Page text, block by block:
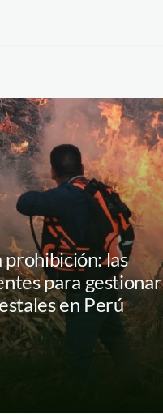
prohibición: las
para gestionar
en Perú